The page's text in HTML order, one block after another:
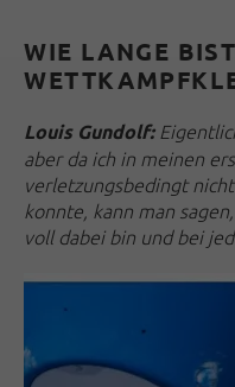
WIE LANGE
Louis Gundolf:
aber da ich in meinen
verletzungsbedingt
konnte, kann man
voll dabei bin und bei